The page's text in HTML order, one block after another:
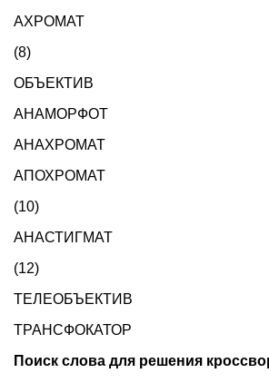
АХРОМАТ
(8)
ОБЪЕКТИВ
АНАМОРФОТ
АНАХРОМАТ
АПОХРОМАТ
(10)
АНАСТИГМАТ
(12)
ТЕЛЕОБЪЕКТИВ
ТРАНСФОКАТОР
Поиск слова для решения